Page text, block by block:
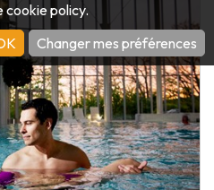
& aquariums
POUR CET
cookie policy.
Changer mes préférences